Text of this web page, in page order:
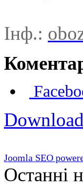
Інф.:
Joomla SEO
Останні